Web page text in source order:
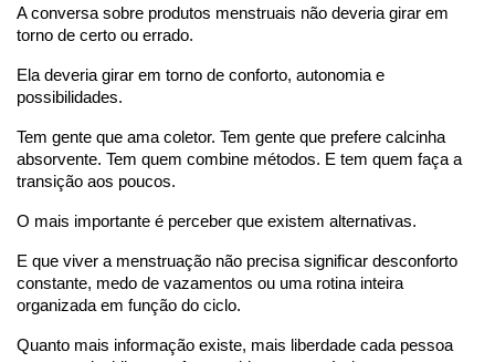
A conversa sobre produtos menstruais não deveria girar em
torno de certo ou errado.
Ela deveria girar em torno de conforto, autonomia e
possibilidades.
Tem gente que ama coletor. Tem gente que prefere calcinha
absorvente. Tem quem combine métodos. E tem quem faça a
transição aos poucos.
O mais importante é perceber que existem alternativas.
E que viver a menstruação não precisa significar desconforto
constante, medo de vazamentos ou uma rotina inteira
organizada em função do ciclo.
Quanto mais informação existe, mais liberdade cada pessoa